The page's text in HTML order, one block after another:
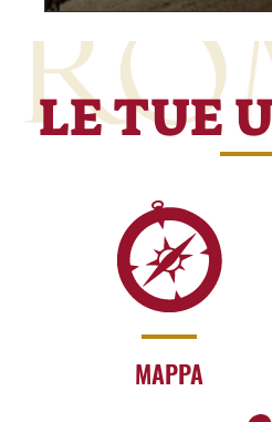
LE TUE
MAPPA